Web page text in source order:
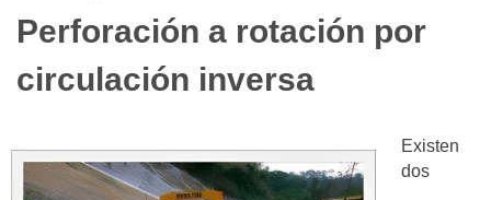
Perforación a rotación por
circulación inversa
Existen
dos